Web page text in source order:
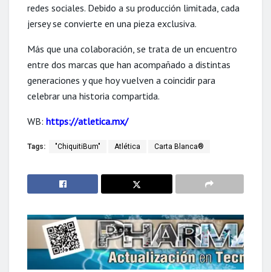
redes sociales. Debido a su producción limitada, cada
jersey se convierte en una pieza exclusiva.
Más que una colaboración, se trata de un encuentro
entre dos marcas que han acompañado a distintas
generaciones y que hoy vuelven a coincidir para
celebrar una historia compartida.
WB: https://atletica.mx/
Tags: "ChiquitiBum" Atlética Carta Blanca®